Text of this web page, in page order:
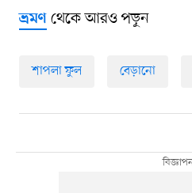
ভ্রমণথেকে আরও পড়ুন
শাপলা ফুল বেড়ানো